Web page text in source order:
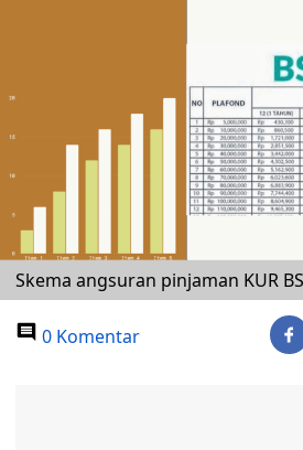
Skema angsuran pinjaman KUR
0 Komentar